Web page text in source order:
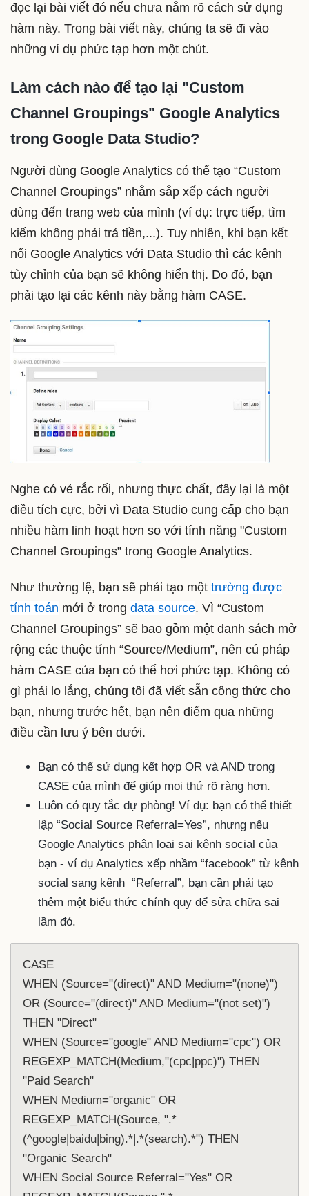
đọc lại bài viết đó nếu chưa nắm rõ cách sử dụng
hàm này. Trong bài viết này, chúng ta sẽ đi vào
những ví dụ phức tạp hơn một chút.
Làm cách nào để tạo lại "Custom
Channel Groupings" Google Analytics
trong Google Data Studio?
Người dùng Google Analytics có thể tạo “Custom
Channel Groupings” nhằm sắp xếp cách người
dùng đến trang web của mình (ví dụ: trực tiếp, tìm
kiếm không phải trả tiền,...). Tuy nhiên, khi bạn kết
nối Google Analytics với Data Studio thì các kênh
tùy chỉnh của bạn sẽ không hiển thị. Do đó, bạn
phải tạo lại các kênh này bằng hàm CASE.
Nghe có vẻ rắc rối, nhưng thực chất, đây lại là một
điều tích cực, bởi vì Data Studio cung cấp cho bạn
nhiều hàm linh hoạt hơn so với tính năng "Custom
Channel Groupings” trong Google Analytics.
Như thường lệ, bạn sẽ phải tạo một trường được
tính toán mới ở trong data source. Vì “Custom
Channel Groupings” sẽ bao gồm một danh sách mở
rộng các thuộc tính “Source/Medium”, nên cú pháp
hàm CASE của bạn có thể hơi phức tạp. Không có
gì phải lo lắng, chúng tôi đã viết sẵn công thức cho
bạn, nhưng trước hết, bạn nên điểm qua những
điều cần lưu ý bên dưới.
Bạn có thể sử dụng kết hợp OR và AND trong
CASE của mình để giúp mọi thứ rõ ràng hơn.
Luôn có quy tắc dự phòng! Ví dụ: bạn có thể thiết
lập “Social Source Referral=Yes”, nhưng nếu
Google Analytics phân loại sai kênh social của
bạn - ví dụ Analytics xếp nhầm “facebook” từ kênh
social sang kênh “Referral”, bạn cần phải tạo
thêm một biểu thức chính quy để sửa chữa sai
lầm đó.
CASE
WHEN (Source="(direct)" AND Medium="(none)")
OR (Source="(direct)" AND Medium="(not set)")
THEN "Direct"
WHEN (Source="google" AND Medium="cpc") OR
REGEXP_MATCH(Medium,"(cpc|ppc)") THEN
"Paid Search"
WHEN Medium="organic" OR
REGEXP_MATCH(Source, ".*
(^google|baidu|bing).*|.*(search).*") THEN
"Organic Search"
WHEN Social Source Referral="Yes" OR